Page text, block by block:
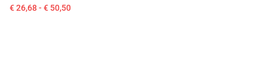
€ 26,68 - € 50,50